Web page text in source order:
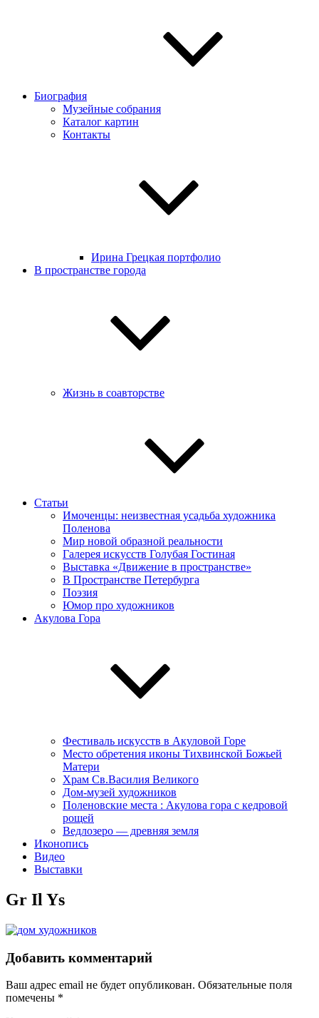
Биография
Музейные собрания
Каталог картин
Контакты
Ирина Грецкая портфолио
В пространстве города
Жизнь в соавторстве
Статьи
Имоченцы: неизвестная усадьба художника
Поленова
Мир новой образной реальности
Галерея искусств Голубая Гостиная
Выставка «Движение в пространстве»
В Пространстве Петербурга
Поэзия
Юмор про художников
Акулова Гора
Фестиваль искусств в Акуловой Горе
Место обретения иконы Тихвинской Божьей
Матери
Храм Св.Василия Великого
Дом-музей художников
Поленовские места : Акулова гора с кедровой
рощей
Ведлозеро — древняя земля
Иконопись
Видео
Выставки
Gr Il Ys
Добавить комментарий
Ваш адрес email не будет опубликован. Обязательные поля
помечены *